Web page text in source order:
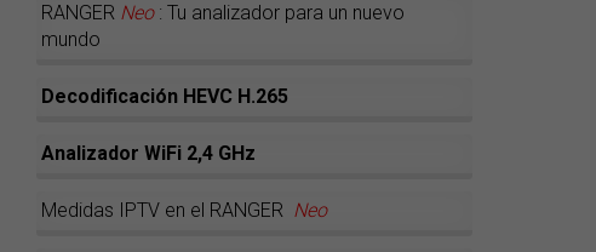
RANGER Neo : Tu analizador para un nuevo
mundo
Decodificación HEVC H.265
Analizador WiFi 2,4 GHz
Medidas IPTV en el RANGER Neo